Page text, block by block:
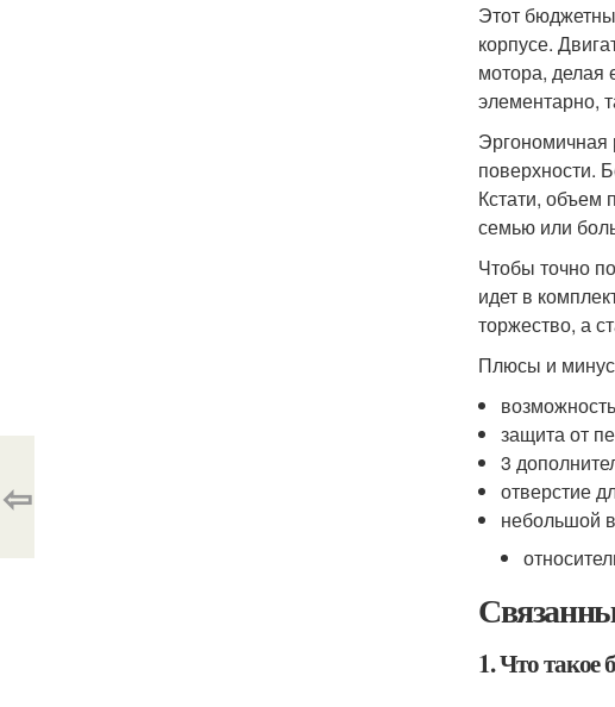
Этот
корпусе.
мотора, делая
элементарно,
Эргономичная
поверхности.
Кстати, объем
семью или
Чтобы точно
идет в
торжество, а
Плюсы и
защита от
3
отверстие
небольшой
1. Что такое
⇦